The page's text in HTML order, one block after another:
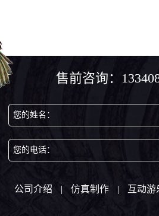
售前咨询：
您的姓名：
您的电话：
公司介绍 | 仿真制作 | 互动游